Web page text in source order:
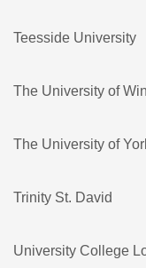
Teesside University
The University of
The University of
Trinity St. David
University College